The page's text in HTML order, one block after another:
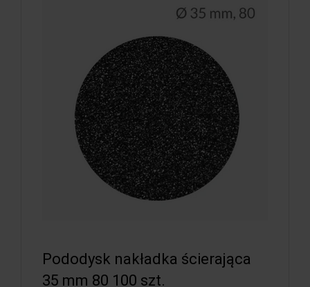
Pododysk nakładka ścierająca
35 mm 80 100 szt.